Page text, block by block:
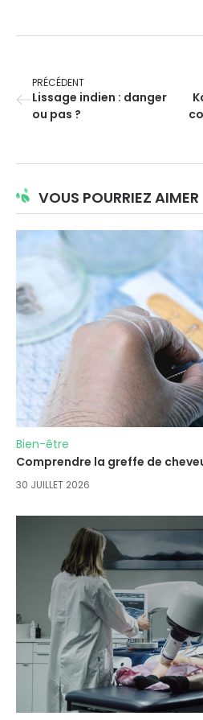
PRÉCÉDENT
Lissage indien : danger
ou pas ?
VOUS POURRIEZ AIMER
Bien-être
Comprendre la greffe de
30 JUILLET 2026